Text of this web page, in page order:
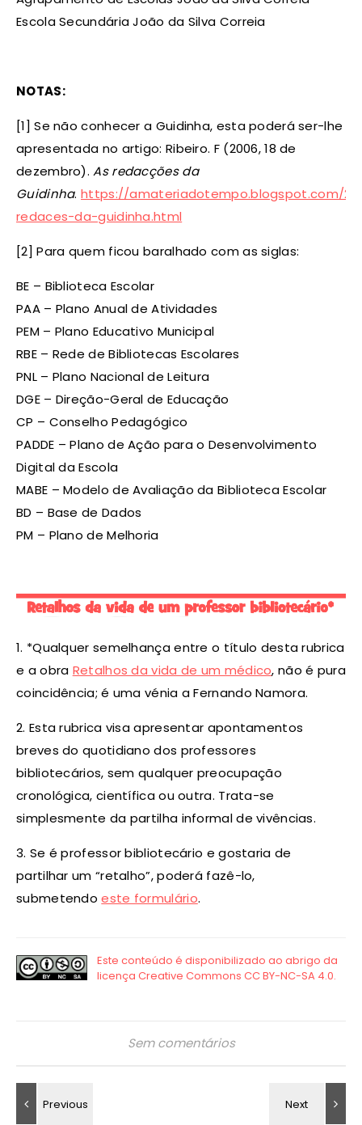
Escola Secundária João da Silva Correia
NOTAS:
[1] Se não conhecer a Guidinha, esta poderá ser-lhe
apresentada no artigo: Ribeiro. F (2006, 18 de
dezembro).As redacções da
Guidinha.https://amateriadotempo.blogspot.com/
redaces-da-guidinha.html
[2] Para quem ficou baralhado com as siglas:
BE – Biblioteca Escolar
PAA – Plano Anual de Atividades
PEM – Plano Educativo Municipal
RBE – Rede de Bibliotecas Escolares
PNL – Plano Nacional de Leitura
DGE – Direção-Geral de Educação
CP – Conselho Pedagógico
PADDE – Plano de Ação para o Desenvolvimento
Digital da Escola
MABE – Modelo de Avaliação da Biblioteca Escolar
BD – Base de Dados
PM – Plano de Melhoria
1. *Qualquer semelhança entre o título desta rubrica
e a obra Retalhos da vida de um médico, não é pura
coincidência; é uma vénia a Fernando Namora.
2. Esta rubrica visa apresentar apontamentos
breves do quotidiano dos professores
bibliotecários, sem qualquer preocupação
cronológica, científica ou outra. Trata-se
simplesmente da partilha informal de vivências.
3. Se é professor bibliotecário e gostaria de
partilhar um “retalho”, poderá fazê-lo,
submetendoeste formulário.
Sem comentários